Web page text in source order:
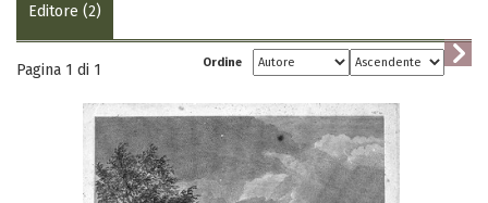
Editore (2)
Pagina 1 di 1 Ordine